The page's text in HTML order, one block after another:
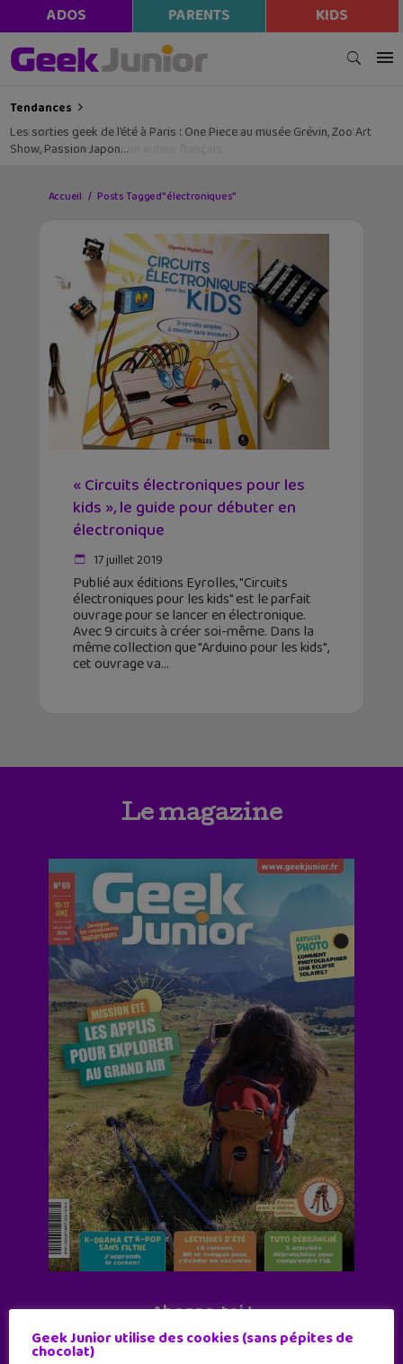
ADOS PARENTS KIDS
Tendances
Les sorties geek de l’été à Paris : One Piece au musée Grévin, Zoo Art
Show, Passion Japon…
Accueil Posts Tagged "électroniques"
« Circuits électroniques pour les
kids », le guide pour débuter en
électronique
17 juillet 2019
Publié aux éditions Eyrolles, "Circuits
électroniques pour les kids" est le parfait
ouvrage pour se lancer en électronique.
Avec 9 circuits à créer soi-même. Dans la
même collection que "Arduino pour les kids",
cet ouvrage va
Le magazine
Abonne-toi !
11 numéros par an
Geek Junior utilise des cookies (sans pépites de
chocolat)